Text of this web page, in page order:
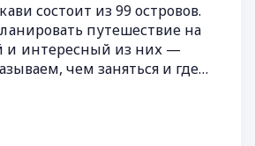
состоит из 99 островов.
путешествие на
и интересный из них —